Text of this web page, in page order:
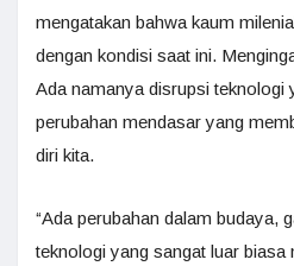
mengatakan bahwa kaum
dengan kondisi saat ini.
Ada namanya disrupsi teknologi
perubahan mendasar yang
diri kita.
“Ada perubahan dalam budaya,
teknologi yang sangat luar biasa